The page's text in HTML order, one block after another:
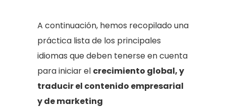
A continuación, hemos recopilado una
práctica lista de los principales
idiomas que deben tenerse en cuenta
para iniciar el crecimiento global, y
traducir el contenido empresarial
y de marketing